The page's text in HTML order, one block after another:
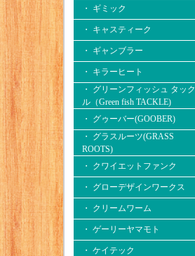
・ ギミック
・ キャスティーク
・ ギャンブラー
・ キラーヒート
・ グリーンフィッシュ タック
ル（Green fish TACKLE)
・ グゥーバー(GOOBER)
・ グラスルーツ(GRASS
ROOTS)
・ クワイエットファンク
・ グローデザインワークス
・ クリームワーム
・ ゲーリーヤマモト
・ ケイテック